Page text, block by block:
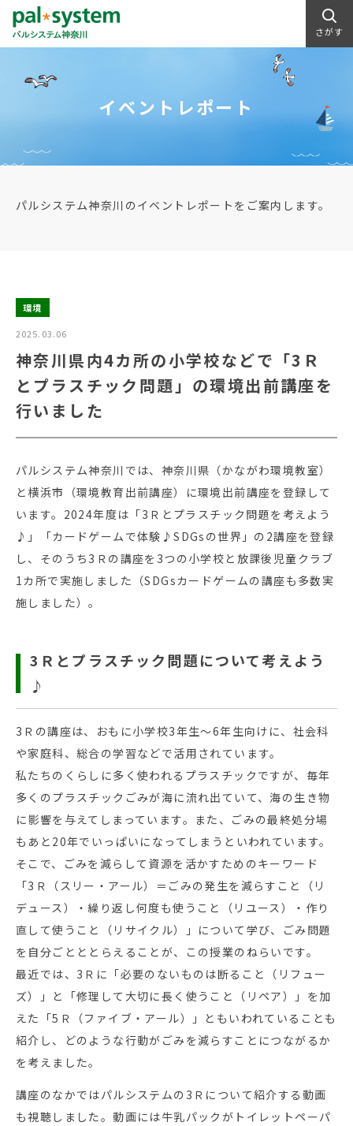
さがす
イベントレポート
パルシステム神奈川のイベントレポートをご案内します。
環境
2025.03.06
神奈川県内4カ所の小学校などで「3Ｒ
とプラスチック問題」の環境出前講座を
行いました
パルシステム神奈川では、神奈川県（かながわ環境教室）
と横浜市（環境教育出前講座）に環境出前講座を登録して
います。2024年度は「3Ｒとプラスチック問題を考えよう
♪」「カードゲームで体験♪SDGsの世界」の2講座を登録
し、そのうち3Ｒの講座を3つの小学校と放課後児童クラブ
1カ所で実施しました（SDGsカードゲームの講座も多数実
施しました）。
3Ｒとプラスチック問題について考えよう
♪
3Ｒの講座は、おもに小学校3年生～6年生向けに、社会科
や家庭科、総合の学習などで活用されています。
私たちのくらしに多く使われるプラスチックですが、毎年
多くのプラスチックごみが海に流れ出ていて、海の生き物
に影響を与えてしまっています。また、ごみの最終処分場
もあと20年でいっぱいになってしまうといわれています。
そこで、ごみを減らして資源を活かすためのキーワード
「3Ｒ（スリー・アール）＝ごみの発生を減らすこと（リ
デュース）・繰り返し何度も使うこと（リユース）・作り
直して使うこと（リサイクル）」について学び、ごみ問題
を自分ごとととらえることが、この授業のねらいです。
最近では、3Ｒに「必要のないものは断ること（リフュー
ズ）」と「修理して大切に長く使うこと（リペア）」を加
えた「5Ｒ（ファイブ・アール）」ともいわれていることも
紹介し、どのような行動がごみを減らすことにつながるか
を考えました。
講座のなかではパルシステムの3Ｒについて紹介する動画
も視聴しました。動画には牛乳パックがトイレットペーパ